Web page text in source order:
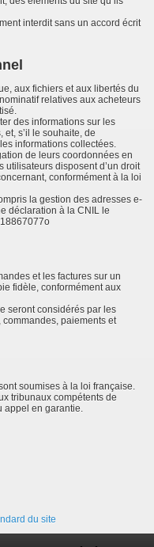
interdit sans un accord écrit
aux fichiers et aux libertés du
relatives aux acheteurs
des informations sur les
s’il le souhaite, de
informations collectées.
de leurs coordonnées en
utilisateurs disposent d’un droit
conformément à la loi
la gestion des adresses e-
déclaration à la CNIL le
et les factures sur un
fidèle, conformément aux
seront considérés par les
paiements et
soumises à la loi française.
tribunaux compétents de
en garantie.
du site